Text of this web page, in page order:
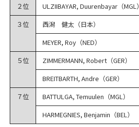
２位
ULZIIBAYAR, Duurenbayar（MGL）
３位
西潟 健太（日本）
MEYER, Roy（NED）
５位
ZIMMERMANN, Robert（GER）
BREITBARTH, Andre（GER）
７位
BATTULGA, Temuulen（MGL）
HARMEGNIES, Benjamin（BEL）